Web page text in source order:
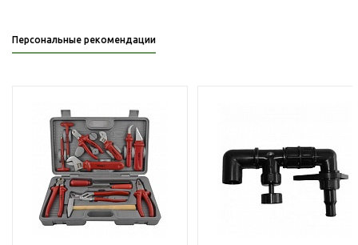
Персональные рекомендации